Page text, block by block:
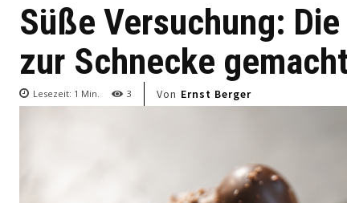
Süße Versuchung:
zur Schnecke
Lesezeit: 1 Min. 3 Von Ernst Berger